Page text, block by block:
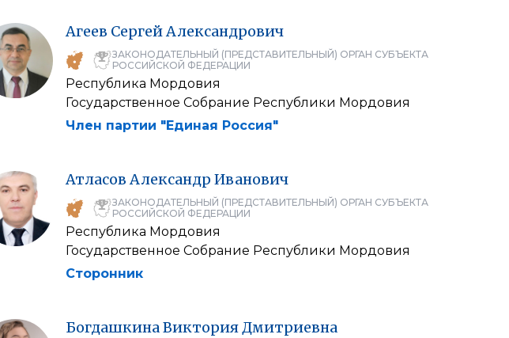
Агеев Сергей Александрович
ЗАКОНОДАТЕЛЬНЫЙ (ПРЕДСТАВИТЕЛЬНЫЙ) ОРГАН СУБЪЕКТА
РОССИЙСКОЙ ФЕДЕРАЦИИ
Республика Мордовия
Государственное Собрание Республики Мордовия
Член партии "Единая Россия"
Атласов Александр Иванович
ЗАКОНОДАТЕЛЬНЫЙ (ПРЕДСТАВИТЕЛЬНЫЙ) ОРГАН СУБЪЕКТА
РОССИЙСКОЙ ФЕДЕРАЦИИ
Республика Мордовия
Государственное Собрание Республики Мордовия
Сторонник
Богдашкина Виктория Дмитриевна